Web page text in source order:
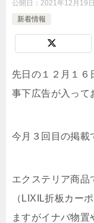
公開日： 2021年12月19日
新着情報
先日の１２月１６
事下広告が入って
今月３回目の掲載
エクステリア商品
（LIXIL折板カー
ますがイナバ物